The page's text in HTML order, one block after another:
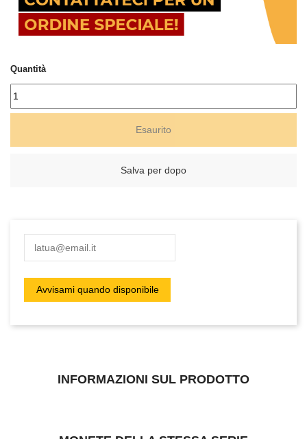
Quantità
Esaurito
Salva per dopo
INFORMAZIONI SUL PRODOTTO